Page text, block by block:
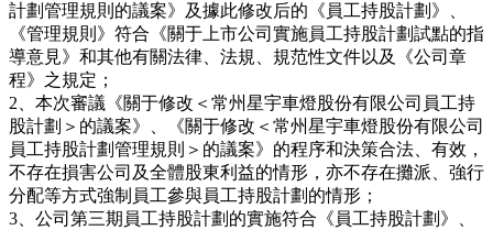
計劃管理規則的議案》及據此修改后的《員工持股計劃》、
《管理規則》符合《關于上市公司實施員工持股計劃試點的指
導意見》和其他有關法律、法規、規范性文件以及《公司章
程》之規定；
2、本次審議《關于修改＜常州星宇車燈股份有限公司員工持
股計劃＞的議案》、《關于修改＜常州星宇車燈股份有限公司
員工持股計劃管理規則＞的議案》的程序和決策合法、有效，
不存在損害公司及全體股東利益的情形，亦不存在攤派、強行
分配等方式強制員工參與員工持股計劃的情形；
3、公司第三期員工持股計劃的實施符合《員工持股計劃》、